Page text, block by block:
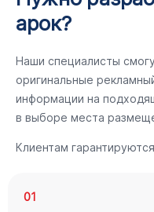
арок?
Наши специалисты
оригинальные
информации на
в выборе места
Клиентам
01